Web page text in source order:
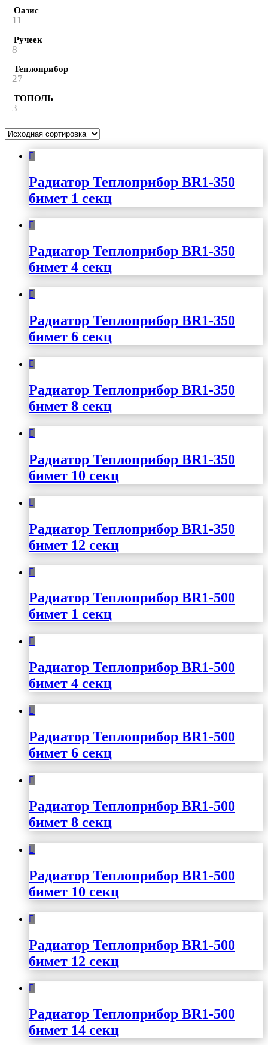
Оазис
11
Ручеек
8
Теплоприбор
27
ТОПОЛЬ
3
Радиатор Теплоприбор BR1-350
бимет 1 секц
Радиатор Теплоприбор BR1-350
бимет 4 секц
Радиатор Теплоприбор BR1-350
бимет 6 секц
Радиатор Теплоприбор BR1-350
бимет 8 секц
Радиатор Теплоприбор BR1-350
бимет 10 секц
Радиатор Теплоприбор BR1-350
бимет 12 секц
Радиатор Теплоприбор BR1-500
бимет 1 секц
Радиатор Теплоприбор BR1-500
бимет 4 секц
Радиатор Теплоприбор BR1-500
бимет 6 секц
Радиатор Теплоприбор BR1-500
бимет 8 секц
Радиатор Теплоприбор BR1-500
бимет 10 секц
Радиатор Теплоприбор BR1-500
бимет 12 секц
Радиатор Теплоприбор BR1-500
бимет 14 секц